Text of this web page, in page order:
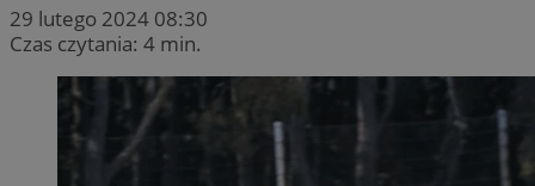
29 lutego 2024 08:30
Czas czytania: 4 min.